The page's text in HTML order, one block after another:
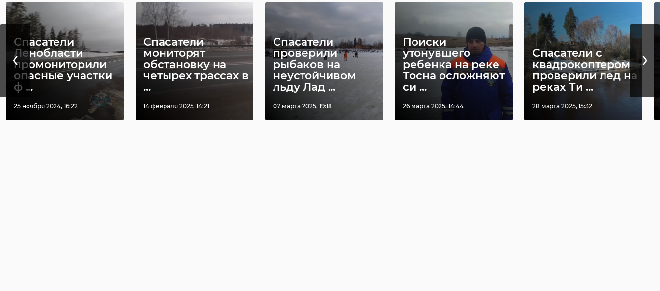
Спасатели
Ленобласти
промониторили
опасные участки
ф ...
25 ноября 2024, 16:22
Спасатели
мониторят
обстановку на
четырех трассах в
...
14 февраля 2025, 14:21
Спасатели
проверили
рыбаков на
неустойчивом
льду Лад ...
07 марта 2025, 19:18
Поиски
утонувшего
ребенка на реке
Тосна осложняют
си ...
26 марта 2025, 14:44
Спасатели с
квадрокоптером
проверили лед на
реках Ти ...
28 марта 2025, 15:32
‹ ›